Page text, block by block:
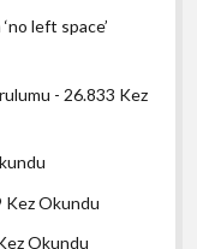
left space’
- 26.833 Kez
Kez Okundu
Okundu